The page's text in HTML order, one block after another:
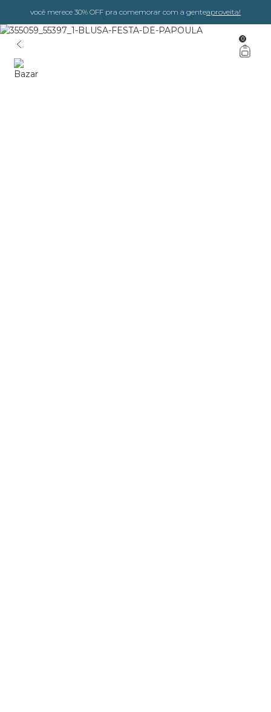
você merece 30% OFF pra comemorar com a genteaproveita!
0